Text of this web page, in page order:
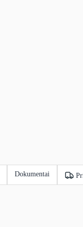
Dokumentai